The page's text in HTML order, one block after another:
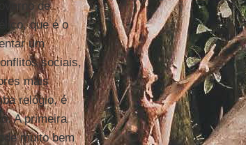
de
que é o
um
sociais,
mais
relógio, é
A primeira
muito bem